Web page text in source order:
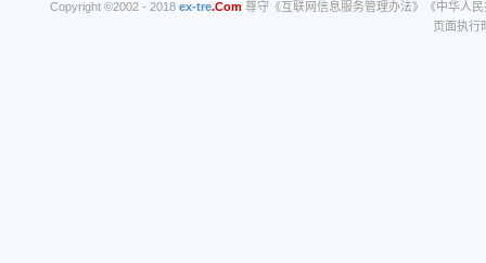
Copyright ©2002 - 2018 ex-tre.Com尊守《互联网信息服务管理办法》《中华人
页面执行